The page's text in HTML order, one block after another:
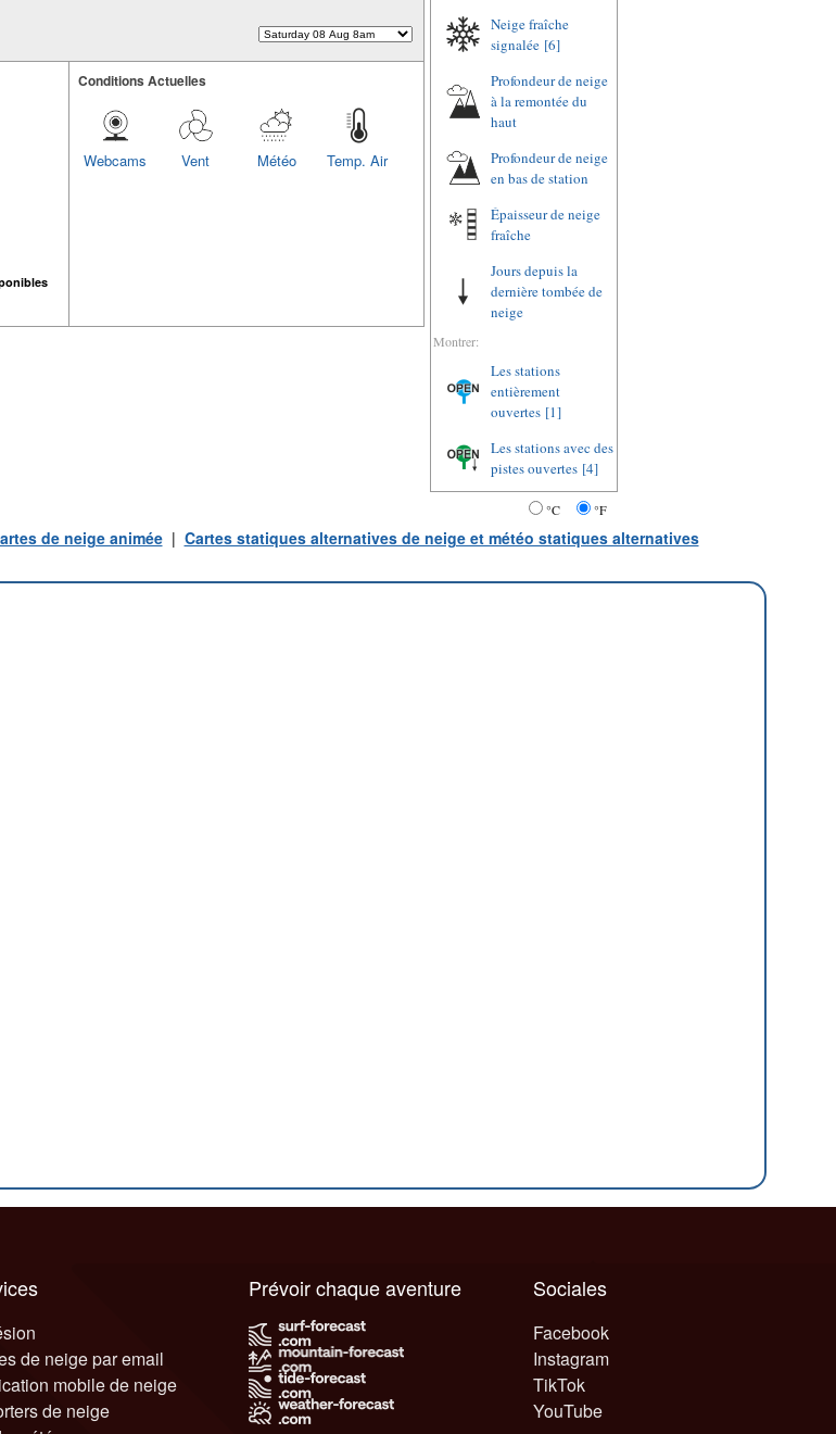
Conditions Actuelles
Temp. Air
Météo
Vent
Webcams
Neige fraîche
signalée [6]
Profondeur de neige
à la remontée du
haut
Profondeur de neige
en bas de station
Épaisseur de neige
fraîche
Jours depuis la
dernière tombée de
neige
Montrer:
Les stations
entièrement
ouvertes [1]
Les stations avec des
pistes ouvertes [4]
°C °F
de neige animée| Cartes statiques alternatives de neige et météo statiques alternatives
de neige par email
mobile de neige
de neige
Sociales
Facebook
Instagram
TikTok
YouTube
Prévoir chaque aventure